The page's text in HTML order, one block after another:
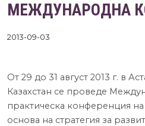
МЕЖДУНАРОДНА
2013-09-03
От 29 до 31 август 2013 г. в
Казахстан се проведе
практическа конференция на
основа на стратегия за